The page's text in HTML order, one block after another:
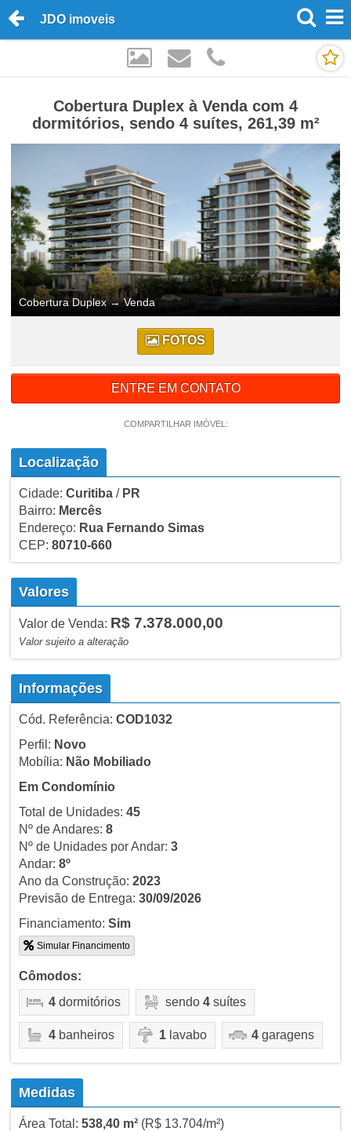
JDO imoveis
Cobertura Duplex à Venda com 4
dormitórios, sendo 4 suítes, 261,39 m²
Cobertura Duplex→Venda
FOTOS
ENTRE EM CONTATO
COMPARTILHAR IMÓVEL:
Localização
Cidade: Curitiba/ PR
Bairro: Mercês
Endereço: Rua Fernando Simas
CEP: 80710-660
Valores
Valor de Venda: R$ 7.378.000,00
Valor sujeito a alteração
Informações
Cód. Referência: COD1032
Perfil: Novo
Mobília: Não Mobiliado
Em Condomínio
Total de Unidades: 45
Nº de Andares: 8
Nº de Unidades por Andar: 3
Andar: 8º
Ano da Construção: 2023
Previsão de Entrega: 30/09/2026
Financiamento: Sim
Simular Financimento
Cômodos:
4dormitórios sendo 4suítes
4banheiros 1lavabo 4garagens
Medidas
Área Total: 538,40 m²(R$ 13.704/m²)